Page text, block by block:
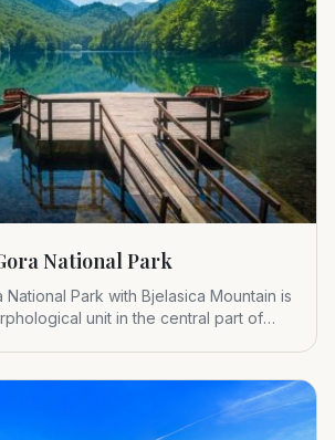
National Park
Park with Bjelasica Mountain is
unit in the central part of